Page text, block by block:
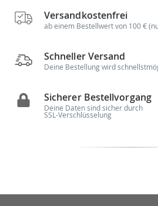
Versandkostenfrei
ab einem Bestellwert von 100 €
Schneller Versand
Deine Bestellung wird
Sicherer Bestellvorgang
Deine Daten sind sicher durch
SSL-Verschlüsselung